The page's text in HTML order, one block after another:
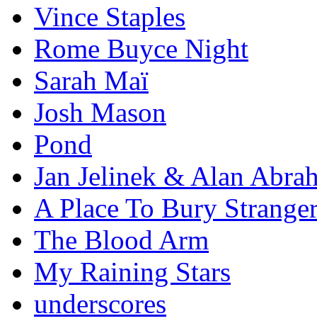
Vince Staples
Rome Buyce Night
Sarah Maï
Josh Mason
Pond
Jan Jelinek & Alan
A Place To Bury
The Blood Arm
My Raining Stars
underscores